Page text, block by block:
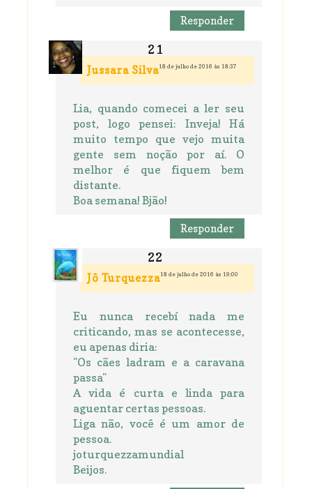
Responder
Jussara Silva18 de julho de 2016 às 18:37
Lia, quando comecei a ler seu
post, logo pensei: Inveja! Há
muito tempo que vejo muita
gente sem noção por aí. O
melhor é que fiquem bem
distante.
Boa semana! Bjão!
Responder
Jô Turquezza18 de julho de 2016 às 19:00
Eu nunca recebí nada me
criticando, mas se acontecesse,
eu apenas diria:
"Os cães ladram e a caravana
passa"
A vida é curta e linda para
aguentar certas pessoas.
Liga não, você é um amor de
pessoa.
joturquezzamundial
Beijos.